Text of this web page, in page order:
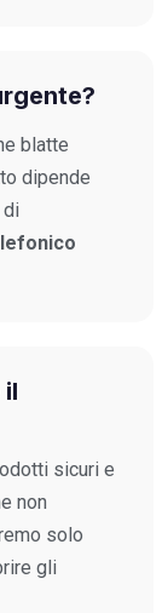
blatte
dipende
di
il
sicuri e
non
solo
gli